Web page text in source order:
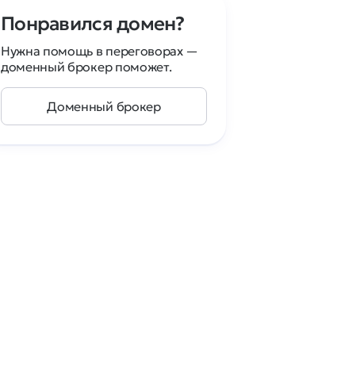
Понравился домен?
Нужна помощь в переговорах —
доменный брокер поможет.
Доменный брокер